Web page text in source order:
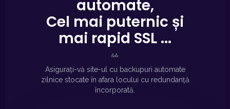
automate,
Cel mai puternic și
mai rapid SSL ...
&&
Asigurați-vă site-ul cu backupuri automate
zilnice stocate în afara locului cu redundanță
încorporată.